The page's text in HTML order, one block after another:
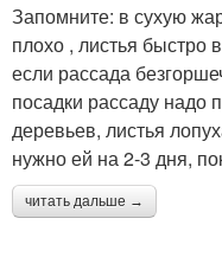
Запомните: в сухую
плохо , листья быстро
если рассада
посадки рассаду надо
деревьев, листья
нужно ей на 2-3 дня,
читать дальше →